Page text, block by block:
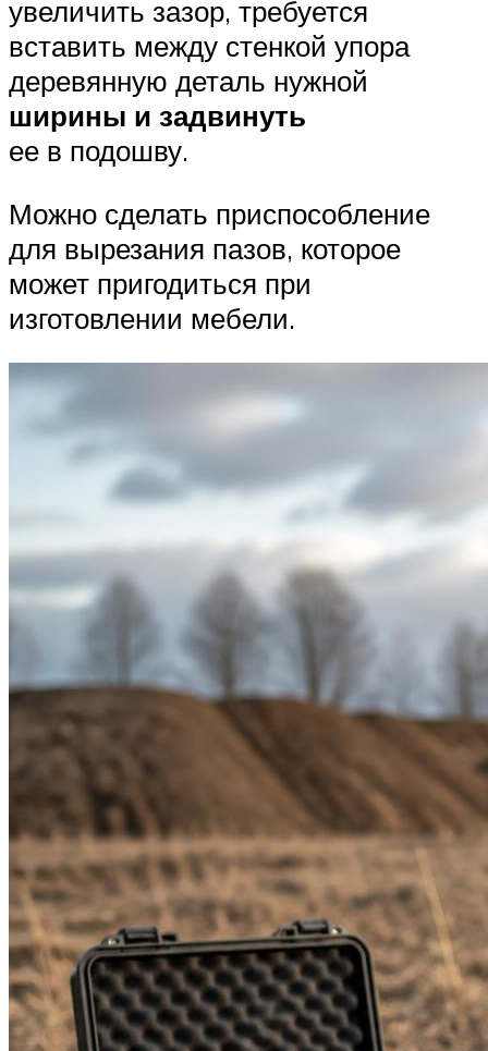
увеличить зазор, требуется
вставить между стенкой упора
деревянную деталь нужной
ширины и задвинуть
ее в подошву.
Можно сделать приспособление
для вырезания пазов, которое
может пригодиться при
изготовлении мебели.